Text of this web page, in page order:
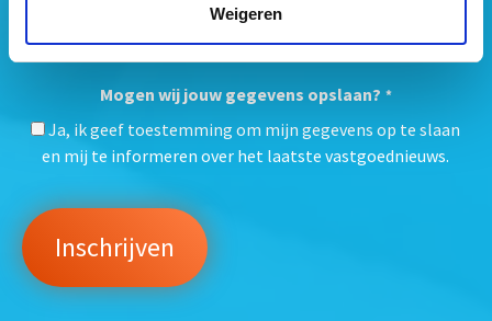
Weigeren
Mogen wij jouw gegevens opslaan? *
Ja, ik geef toestemming om mijn gegevens op te slaan
en mij te informeren over het laatste vastgoednieuws.